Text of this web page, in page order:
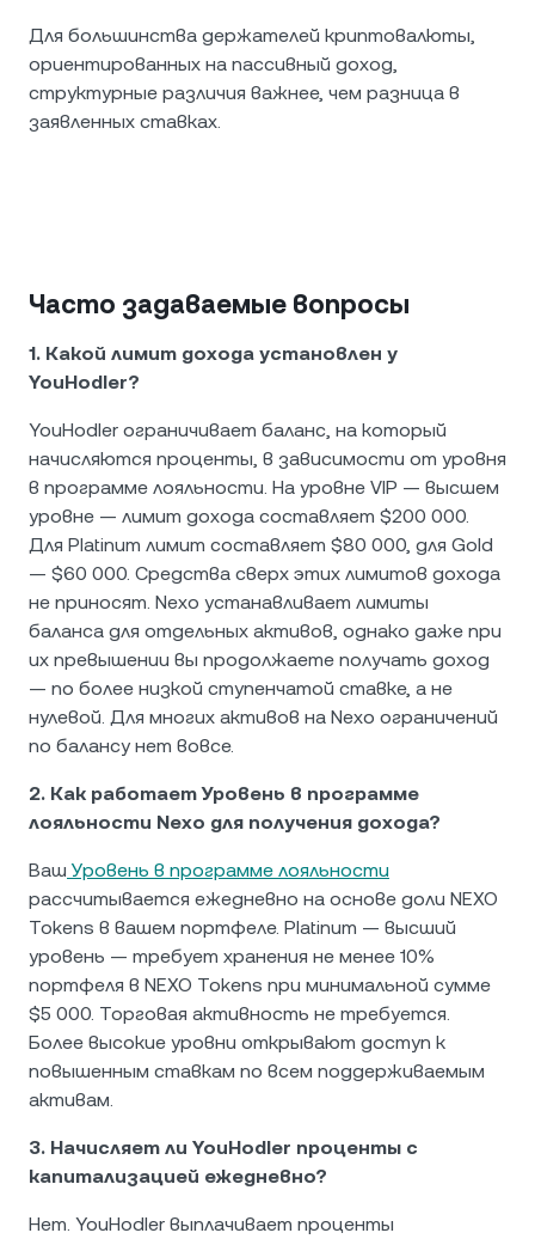
Для большинства держателей криптовалюты,
ориентированных на пассивный доход,
структурные различия важнее, чем разница в
заявленных ставках.
Часто задаваемые вопросы
1. Какой лимит дохода установлен у
YouHodler?
YouHodler ограничивает баланс, на который
начисляются проценты, в зависимости от уровня
в программе лояльности. На уровне VIP — высшем
уровне — лимит дохода составляет $200 000.
Для Platinum лимит составляет $80 000, для Gold
— $60 000. Средства сверх этих лимитов дохода
не приносят. Nexo устанавливает лимиты
баланса для отдельных активов, однако даже при
их превышении вы продолжаете получать доход
— по более низкой ступенчатой ставке, а не
нулевой. Для многих активов на Nexo ограничений
по балансу нет вовсе.
2. Как работает Уровень в программе
лояльности Nexo для получения дохода?
Ваш Уровень в программе лояльности
рассчитывается ежедневно на основе доли NEXO
Tokens в вашем портфеле. Platinum — высший
уровень — требует хранения не менее 10%
портфеля в NEXO Tokens при минимальной сумме
$5 000. Торговая активность не требуется.
Более высокие уровни открывают доступ к
повышенным ставкам по всем поддерживаемым
активам.
3. Начисляет ли YouHodler проценты с
капитализацией ежедневно?
Нет. YouHodler выплачивает проценты